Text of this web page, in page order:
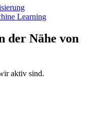
Learning
der Nähe von
aktiv sind.